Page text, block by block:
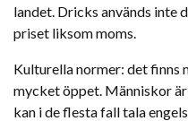
landet. Dricks används inte
priset liksom moms.
Kulturella normer: det finns
mycket öppet. Människor
kan i de flesta fall tala